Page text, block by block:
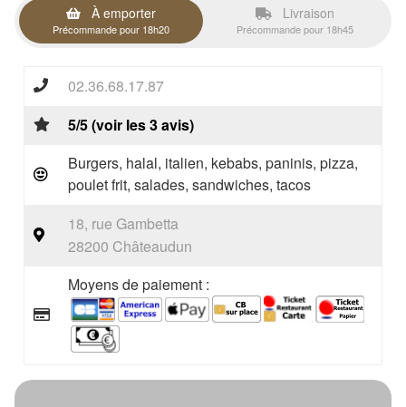
À emporter
Précommande pour 18h20
Livraison
Précommande pour 18h45
02.36.68.17.87
5/5 (voir les 3 avis)
Burgers, halal, italien, kebabs, paninis, pizza,
poulet frit, salades, sandwiches, tacos
18, rue Gambetta
28200 Châteaudun
Moyens de paiement :